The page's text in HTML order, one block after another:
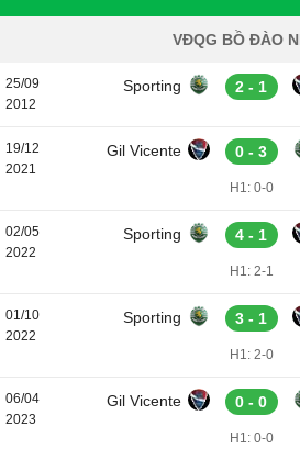
VĐQG BỒ ĐÀO
25/09
2012
Sporting 2 - 1
19/12
2021
Gil Vicente 0 - 3
H1: 0-0
02/05
2022
Sporting 4 - 1
H1: 2-1
01/10
2022
Sporting 3 - 1
H1: 2-0
06/04
2023
Gil Vicente 0 - 0
H1: 0-0